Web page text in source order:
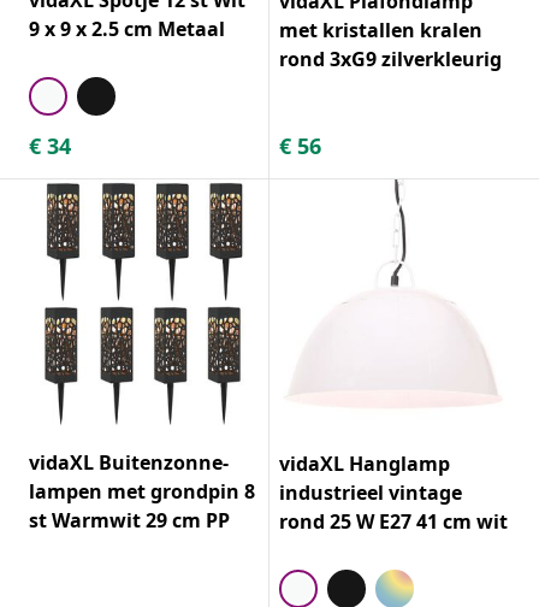
9 x 9 x 2.5 cm Metaal
€ 34
met kristallen kralen
rond 3xG9 zilverkleurig
€ 56
vidaXL Buitenzonne-
lampen met grondpin 8
st Warmwit 29 cm PP
vidaXL Hanglamp
industrieel vintage
rond 25 W E27 41 cm wit